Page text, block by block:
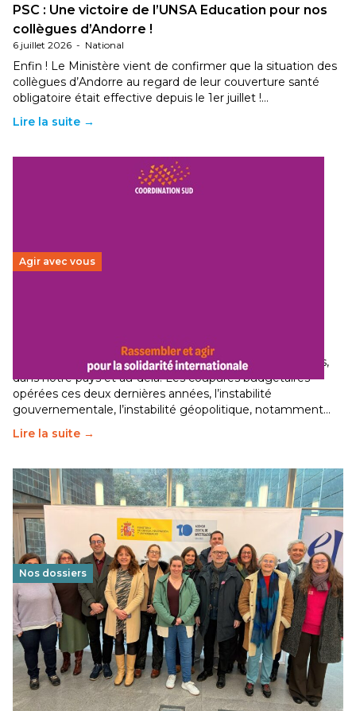
PSC : Une victoire de l’UNSA Education pour nos
collègues d’Andorre !
6 juillet 2026 - National
Enfin ! Le Ministère vient de confirmer que la situation des
collègues d’Andorre au regard de leur couverture santé
obligatoire était effective depuis le 1er juillet !…
Lire la suite →
Agir avec vous
Le secteur humanitaire connaît des difficultés profondes,
dans notre pays et au-delà. Les coupures budgétaires
opérées ces deux dernières années, l’instabilité
gouvernementale, l’instabilité géopolitique, notamment…
Lire la suite →
Nos dossiers
Éducation au vivre-ensemble : un échange croisé
franco-espagnol pour changer d’approche
29 juin 2026-National
Cette année, l'UNSA Éducation a mené un projet Erasmus
soutenu par l'union Européenne et centré sur l'éducation
au vivre-ensemble : quelles différences entre la France…